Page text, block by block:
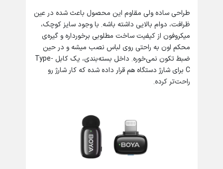
طراحی ساده ولی مقاوم این محصول باعث شده در عین
ظرافت، دوام بالایی داشته باشه. با وجود سایز کوچک،
میکروفون از کیفیت ساخت مطلوبی برخورداره و گیره‌ی
محکم اون به راحتی روی لباس نصب میشه و در حین
ضبط تکون نمی‌خوره. داخل بسته‌بندی، یک کابل Type-
C برای شارژ دستگاه هم قرار داده شده که کار شارژ رو
راحت‌تر کرده.